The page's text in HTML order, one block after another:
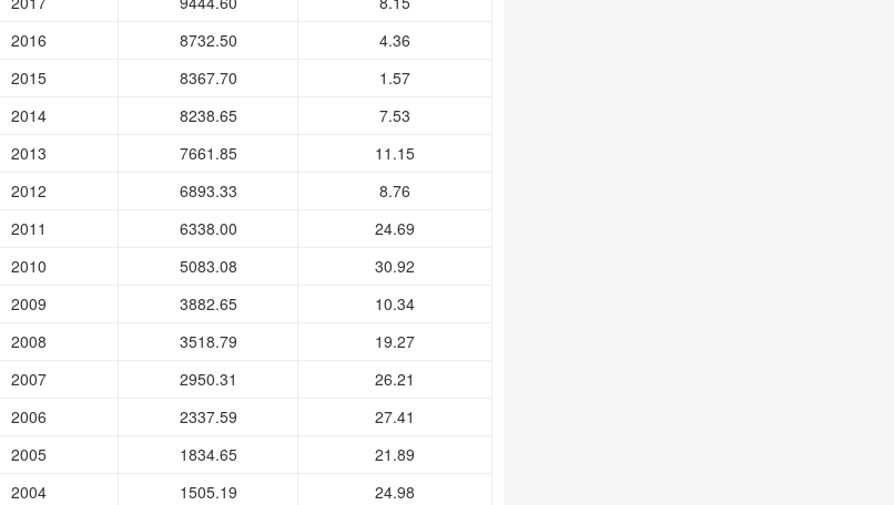
2016 8732.50
4.36
2015 8367.70
1.57
2014 8238.65
7.53
2013 7661.85
11.15
2012 6893.33
8.76
2011 6338.00
24.69
2010 5083.08
30.92
2009 3882.65
10.34
2008 3518.79
19.27
2007 2950.31
26.21
2006 2337.59
27.41
2005 1834.65
21.89
2004 1505.19
24.98